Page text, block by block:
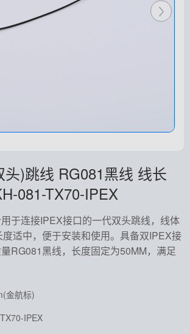
)跳线 RG081黑线 线长
081-TX70-IPEX
于连接IPEX接口的一代双头跳线，线体
适中，便于安装和使用。具备双IPEX接
RG081黑线，长度固定为50MM，满足
航标)
IPEX